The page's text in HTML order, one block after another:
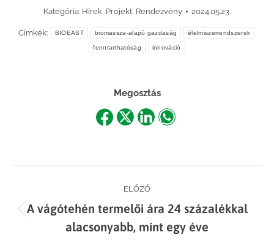
Kategória: Hírek, Projekt, Rendezvény 2024.05.23.
Címkék: BIOEAST biomassza-alapú gazdaság élelmiszerrendszerek
fenntarthatóság innováció
Megosztás
ShareShareShareShare
navigation
ELŐZŐ
Previous
post:
A vágótehén termelői ára 24 százalékkal
alacsonyabb, mint egy éve